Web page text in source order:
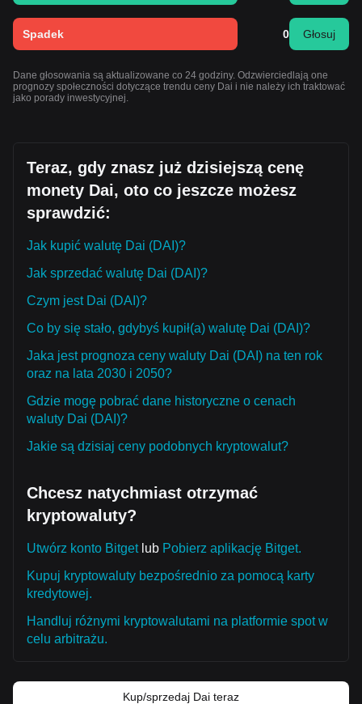
Spadek 0 Głosuj
Dane głosowania są aktualizowane co 24 godziny. Odzwierciedlają one
prognozy społeczności dotyczące trendu ceny Dai i nie należy ich traktować
jako porady inwestycyjnej.
Teraz, gdy znasz już dzisiejszą cenę
monety Dai, oto co jeszcze możesz
sprawdzić:
Jak kupić walutę Dai (DAI)?
Jak sprzedać walutę Dai (DAI)?
Czym jest Dai (DAI)?
Co by się stało, gdybyś kupił(a) walutę Dai (DAI)?
Jaka jest prognoza ceny waluty Dai (DAI) na ten rok
oraz na lata 2030 i 2050?
Gdzie mogę pobrać dane historyczne o cenach
waluty Dai (DAI)?
Jakie są dzisiaj ceny podobnych kryptowalut?
Chcesz natychmiast otrzymać
kryptowaluty?
Utwórz konto Bitgetlub Pobierz aplikację Bitget.
Kupuj kryptowaluty bezpośrednio za pomocą karty
kredytowej.
Handluj różnymi kryptowalutami na platformie spot w
celu arbitrażu.
Kup/sprzedaj Dai teraz